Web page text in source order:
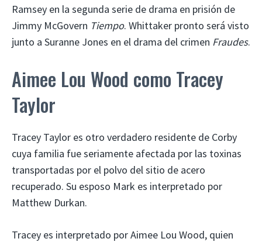
Ramsey en la segunda serie de drama en prisión de
Jimmy McGovern Tiempo. Whittaker pronto será visto
junto a Suranne Jones en el drama del crimen Fraudes.
Aimee Lou Wood como Tracey
Taylor
Tracey Taylor es otro verdadero residente de Corby
cuya familia fue seriamente afectada por las toxinas
transportadas por el polvo del sitio de acero
recuperado. Su esposo Mark es interpretado por
Matthew Durkan.
Tracey es interpretado por Aimee Lou Wood, quien